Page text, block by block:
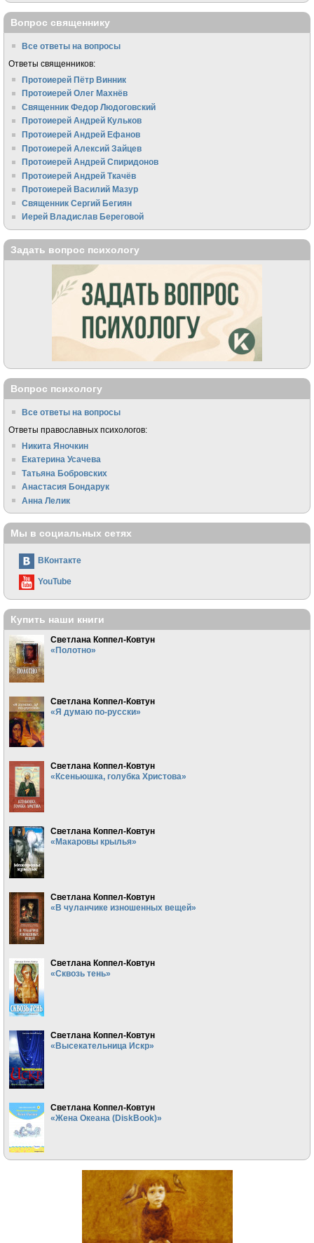
Вопрос священнику
Все ответы на вопросы
Ответы священников:
Протоиерей Пётр Винник
Протоиерей Олег Махнёв
Священник Федор Людоговский
Протоиерей Андрей Кульков
Протоиерей Андрей Ефанов
Протоиерей Алексий Зайцев
Протоиерей Андрей Спиридонов
Протоиерей Андрей Ткачёв
Протоиерей Василий Мазур
Священник Сергий Бегиян
Иерей Владислав Береговой
Задать вопрос психологу
Вопрос психологу
Все ответы на вопросы
Ответы православных психологов:
Никита Яночкин
Екатерина Усачева
Татьяна Бобровских
Анастасия Бондарук
Анна Лелик
Мы в социальных сетях
ВКонтакте
YouTube
Купить наши книги
Светлана Коппел-Ковтун
«Полотно»
Светлана Коппел-Ковтун
«Я думаю по-русски»
Светлана Коппел-Ковтун
«Ксеньюшка, голубка Христова»
Светлана Коппел-Ковтун
«Макаровы крылья»
Светлана Коппел-Ковтун
«В чуланчике изношенных вещей»
Светлана Коппел-Ковтун
«Сквозь тень»
Светлана Коппел-Ковтун
«Высекательница Искр»
Светлана Коппел-Ковтун
«Жена Океана (DiskBook)»